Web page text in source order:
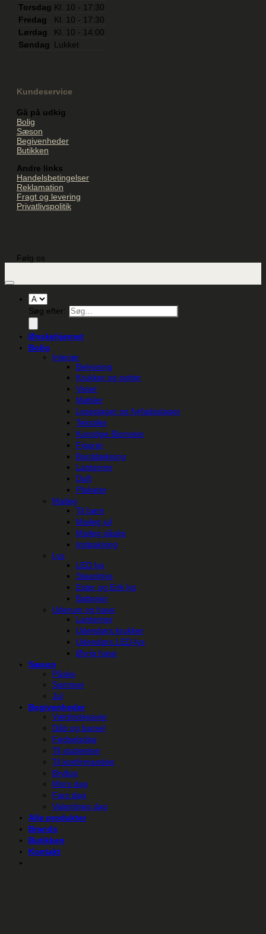
Torsdag Kl. 10 - 17:30
Fredag
Kl. 10 - 17:30
Lørdag
Kl. 10 - 14:00
Søndag
Lukket
Kundeservice
Gå på udkig
Bolig
Sæson
Begivenheder
Butikken
Andre links
Handelsbetingelser
Reklamation
Fragt og levering
Privatlivspolitik
Følg os
Søg efter:
Ønskehjørnet
Bolig
Interiør
Belysning
Krukker og potter
Vaser
Møbler
Lysestager og fyrfadsstager
Tekstiler
Kunstige Blomster
Figurer
Borddækning
Lanterner
Duft
Plakater
Maileg
Til børn
Maileg jul
Maileg påske
Indpakning
Lys
LED lys
Stearinlys
Ester og Erik lys
Batterier
Uderum og have
Lanterner
Udendørs krukker
Udendørs LED-lys
Øvrig have
Sæson
Påske
Sommer
Jul
Begivenheder
Værtindegaver
Dåb og barsel
Fødselsdag
Til studenten
Til konfirmanden
Bryllup
Mors dag
Fars dag
Valentines dag
Alle produkter
Brands
Butikken
Kontakt